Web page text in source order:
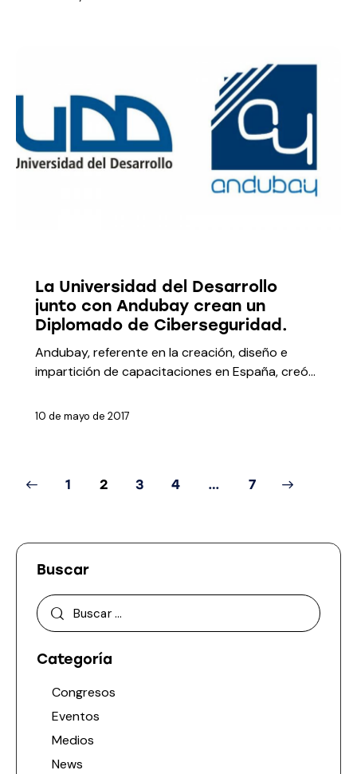
La Universidad del Desarrollo
junto con Andubay crean un
Diplomado de Ciberseguridad.
Andubay, referente en la creación, diseño e
impartición de capacitaciones en España, creó…
10 de mayo de 2017
1 2 3 4 … 7
>
Buscar
Categoría
Congresos
Eventos
Medios
News